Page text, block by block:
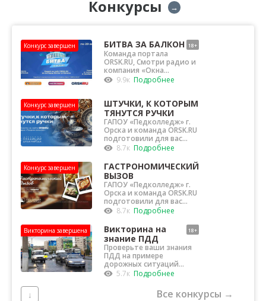
Конкурсы →
Конкурс завершен БИТВА ЗА БАЛКОН 18+
Команда портала
ORSK.RU, Смотри радио и
компания «Окна
«Фаворит» (ИП Гелунг О...
9.9к Подробнее
Конкурс завершен
ШТУЧКИ, К КОТОРЫМ
ТЯНУТСЯ РУЧКИ
ГАПОУ «Педколледж» г.
Орска и команда ORSK.RU
подготовили для вас
конкурс тра...
8.7к Подробнее
Конкурс завершен
ГАСТРОНОМИЧЕСКИЙ
ВЫЗОВ
ГАПОУ «Педколледж» г.
Орска и команда ORSK.RU
подготовили для вас
интересный,...
8.7к Подробнее
Викторина завершена
Викторина на
знание ПДД
18+
Проверьте ваши знания
ПДД на примере
дорожных ситуаций
Орска
5.7к Подробнее
↓ Все конкурсы →